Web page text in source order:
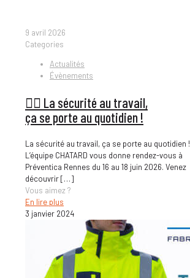
9 avril 2026
Categories
Actualités
Évènements
👷‍♂️ La sécurité au travail,
ça se porte au quotidien !
La sécurité au travail, ça se porte au quotidien !
L’équipe CHATARD vous donne rendez-vous à
Préventica Rennes du 16 au 18 juin 2026. Venez
découvrir[…]
Vous aimez ?
En lire plus
3 janvier 2024